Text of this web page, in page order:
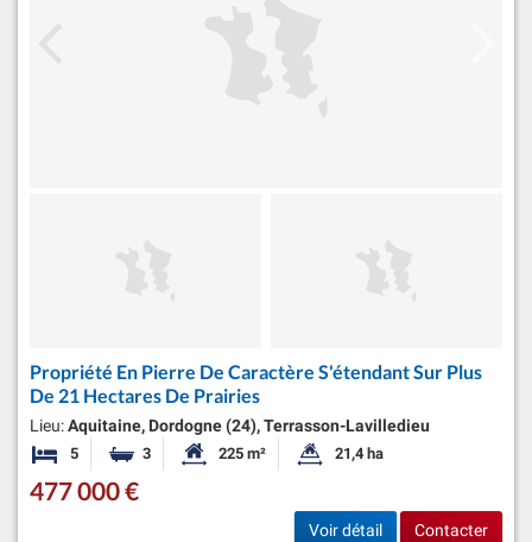
Propriété En Pierre De Caractère S'étendant Sur Plus
De 21 Hectares De Prairies
Lieu:Aquitaine, Dordogne (24), Terrasson-Lavilledieu
5 Chambres
3 Salles de bainsSurface habitable:
225 m² Superficie du terrain:
21,4 ha
477 000 €
Voir détail Contacter